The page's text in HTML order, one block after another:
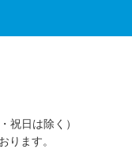
祝日は除く）
ります。